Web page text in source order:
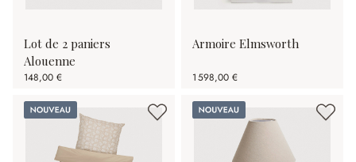
Lot de 2 paniers
Alouenne
148,00 €
Armoire Elmsworth
1 598,00 €
Nouveau Nouveau